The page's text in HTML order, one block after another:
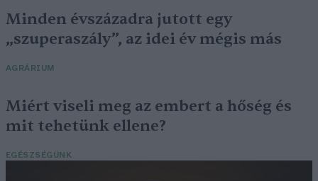
Minden évszázadra jutott egy
„szuperaszály”, az idei év mégis más
AGRÁRIUM
Miért viseli meg az embert a hőség és
mit tehetünk ellene?
EGÉSZSÉGÜNK